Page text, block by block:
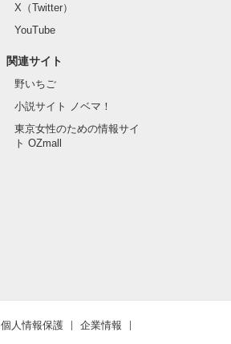
X（Twitter）
YouTube
関連サイト
野いちご
小説サイト ノベマ！
東京女性のための情報サイ
ト OZmall
個人情報保護 企業情報